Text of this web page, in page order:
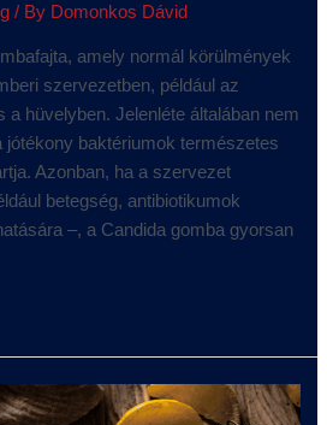
/ By Domonkos Dávid
amely normál körülmények
szervezetben, például az
a hüvelyben. Jelenléte általában nem
jótékony baktériumok természetes
Azonban, ha a szervezet
betegség, antibiotikumok
–, a Candida gomba gyorsan